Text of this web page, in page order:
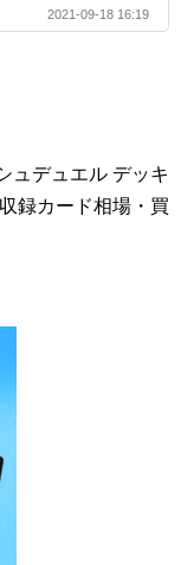
2021-09-18 16:19
ュデュエル デッキ
録カード相場・買